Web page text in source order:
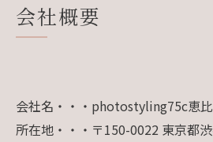
会社概要
会社名・・・photostyling75c恵
所在地・・・〒150-0022 東京都